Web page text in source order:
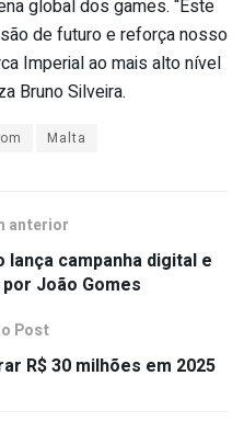
global dos games. “Este
de futuro e reforça nosso
Imperial ao mais alto nível
Bruno Silveira.
Malta
anterior
campanha digital e
João Gomes
Post
R$ 30 milhões em 2025